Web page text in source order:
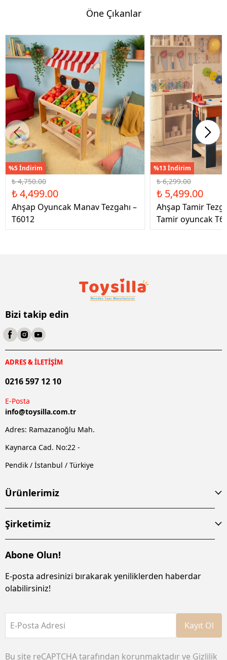
Öne Çıkanlar
%5 İndirim
₺ 4,750.00
₺ 4,499.00
Ahşap Oyuncak Manav Tezgahı –
T6012
%13 İndirim
₺ 6,299.00
₺ 5,499.00
Ahşap Tamir
Tamir oyuncak
Bizi takip edin
ADRES & İLETİŞİM
0216 597 12 10
E-Posta
info@toysilla.com.tr
Adres: Ramazanoğlu Mah.
Kaynarca Cad. No:22 -
Pendik / İstanbul / Türkiye
Ürünlerimiz
Şirketimiz
Abone Olun!
E-posta adresinizi bırakarak yeniliklerden haberdar
olabilirsiniz!
E-Posta Adresi Kayıt Ol
Bu site reCAPTCHA tarafından korunmaktadır ve Gizlilik